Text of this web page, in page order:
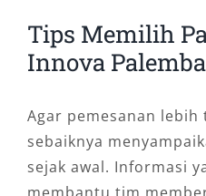
Tips Memilih
Innova
Agar pemesanan lebih
sebaiknya
sejak awal. Informasi